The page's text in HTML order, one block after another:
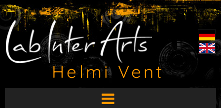
Helmi Vent
HauptMenü
aufklappen